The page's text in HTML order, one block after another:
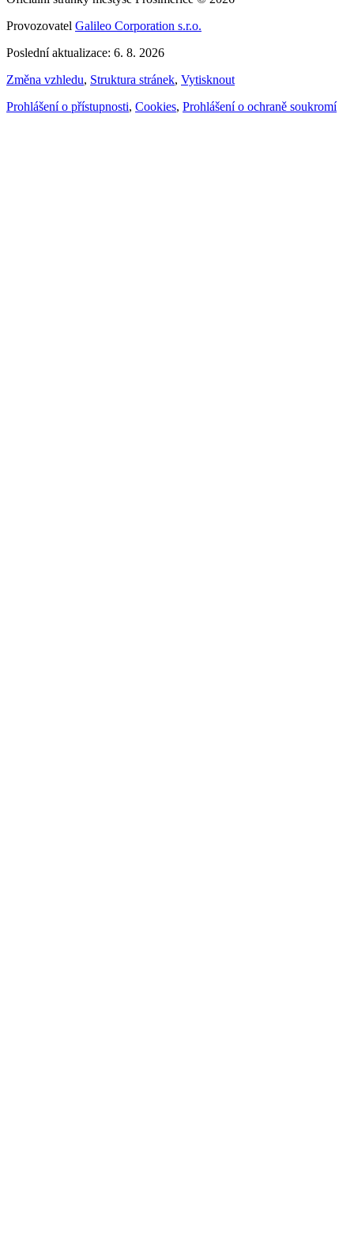
Provozovatel Galileo Corporation s.r.o.
Poslední aktualizace: 6. 8. 2026
Změna vzhledu, Struktura stránek, Vytisknout
Prohlášení o přístupnosti, Cookies, Prohlášení o ochraně soukromí